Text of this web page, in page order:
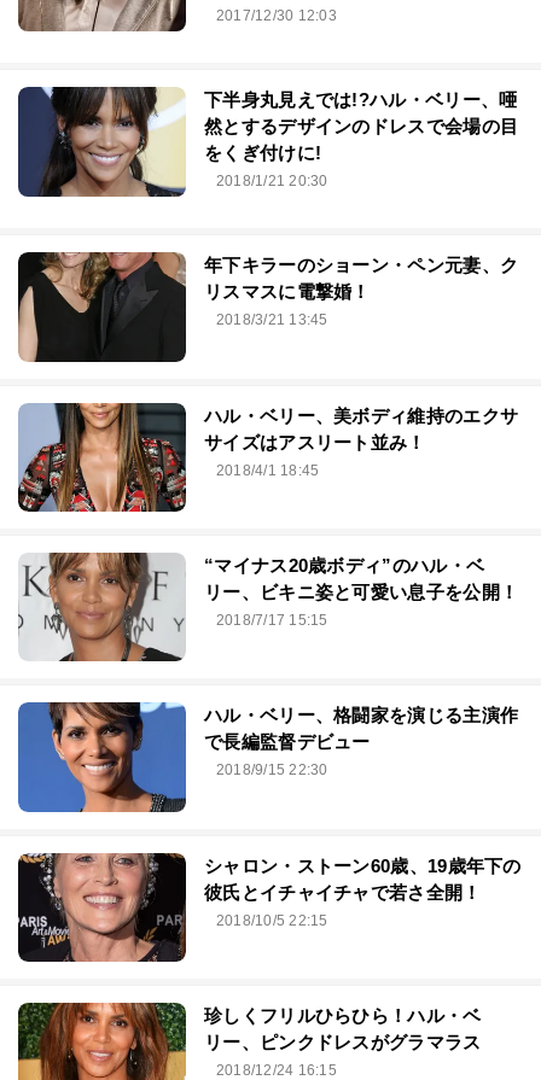
2017/12/30 12:03
下半身丸見えでは!?ハル・ベリー、唖
然とするデザインのドレスで会場の目
をくぎ付けに!
2018/1/21 20:30
年下キラーのショーン・ペン元妻、ク
リスマスに電撃婚！
2018/3/21 13:45
ハル・ベリー、美ボディ維持のエクサ
サイズはアスリート並み！
2018/4/1 18:45
“マイナス20歳ボディ”のハル・ベ
リー、ビキニ姿と可愛い息子を公開！
2018/7/17 15:15
ハル・ベリー、格闘家を演じる主演作
で長編監督デビュー
2018/9/15 22:30
シャロン・ストーン60歳、19歳年下の
彼氏とイチャイチャで若さ全開！
2018/10/5 22:15
珍しくフリルひらひら！ハル・ベ
リー、ピンクドレスがグラマラス
2018/12/24 16:15